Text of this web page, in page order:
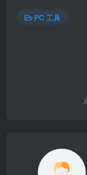
PC 工具